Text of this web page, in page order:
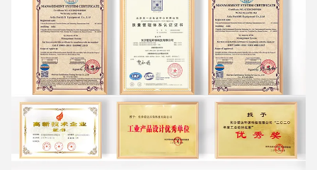
Η AIDA είναι μια επιχείρηση υψηλής τεχνολογίας που
ενσωματώνει την Ε&Α, την παραγωγή και τις υπηρεσίες, ως
προμηθευτής λύσεων επαγγελματικού υλικού
εξοπλισμό χειρισμού και ευέλικτο σύστημα ενδολογικής
διαχείρισης για όλα τα σενάρια.
Προσφορά προϊόντων που περιλαμβάνουν σειρές
ηλεκτρικό
φορτηγό παλέτων, ηλεκτρικό συσσωρευτή και μια σειρά
χειροκίνητων φορτηγών παλέτων, ημιηλεκτρικό
Συσκευές συσσώρευσης υλικών και συσκευές συσσώρευσης
Χρησιμοποιείται ευρέως στη εφοδιαστική και την